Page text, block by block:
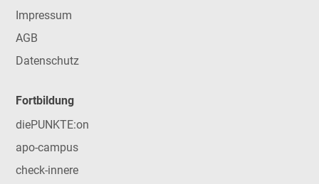
Impressum
AGB
Datenschutz
Fortbildung
diePUNKTE:on
apo-campus
check-innere